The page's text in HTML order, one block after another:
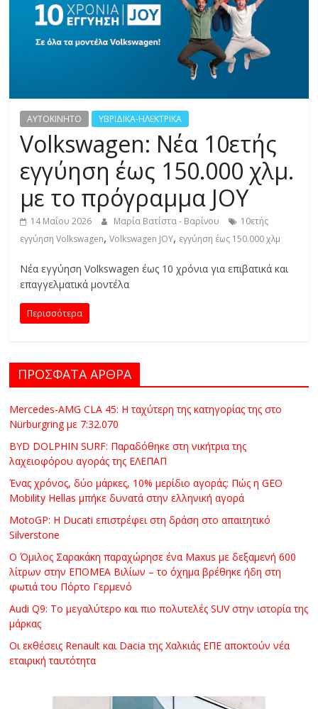
S
S
C
S
&
M
O
R
E
AYTOKINHTO ΥΒΡΙΔΙΚΑ-ΗΛΕΚΤΡΙΚΑ
Volkswagen: Νέα 10ετής
εγγύηση έως 150.000 χλμ.
με το πρόγραμμα JOY
14 Μαΐου 2026 Μαρία Βατίστα - Βαρίνου
10ετής
εγγύηση Volkswagen,Volkswagen JOY, εγγύηση έως 150.000 χλμ
Νέα εγγύηση Volkswagen έως 10 χρόνια για επιβατικά και
επαγγελματικά μοντέλα
Περισσότερα
ΠΡΟΣΦΑΤΑ ΑΡΘΡΑ
Mercedes-AMG CLA 45: Η ταχύτερη της κατηγορίας της στο
Nürburgring με 7:32.070
BYD DOLPHIN SURF: Παραδόθηκε στη νικήτρια της
λαχειοφόρου αγοράς της ΕΛΕΠΑΠ
Ένας χρόνος, δύο μάρκες, 10% μερίδιο αγοράς: Πώς η GEO
Mobility Hellas μπήκε δυνατά στην ελληνική αγορά
MotoGP: Η Ducati επιστρέφει στη δράση στο απαιτητικό
Silverstone
Ο Όμιλος Σαρακάκη παραχώρησε ένα Maxus με δεξαμενή 600
λίτρων στην ΕΠΟΜΕΑ Βιλίων – το όχημα βρέθηκε ήδη στη
φωτιά του Πόρτο Γερμενό
Audi Q9: Το μεγαλύτερο και πιο πολυτελές SUV στην ιστορία της
μάρκας
Οι εκθέσεις Renault και Dacia της Χαλκιάς ΕΠΕ αποκτούν νέα
εταιρική ταυτότητα